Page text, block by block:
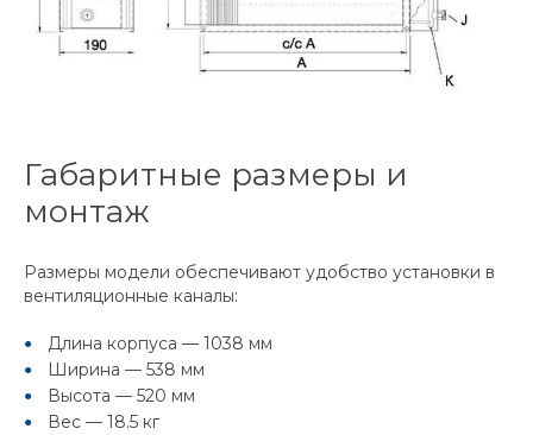
Габаритные размеры и
монтаж
Размеры модели обеспечивают удобство установки в
вентиляционные каналы:
Длина корпуса — 1038 мм
Ширина — 538 мм
Высота — 520 мм
Вес — 18.5 кг